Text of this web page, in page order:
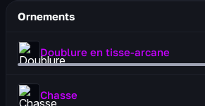
Ornements
Doublure en tisse-arcane
Chasse